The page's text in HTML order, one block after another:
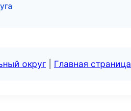
округ Главная страница